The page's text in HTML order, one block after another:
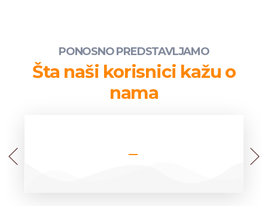
PONOSNO PREDSTAVLJAMO
Šta naši korisnici kažu o
nama